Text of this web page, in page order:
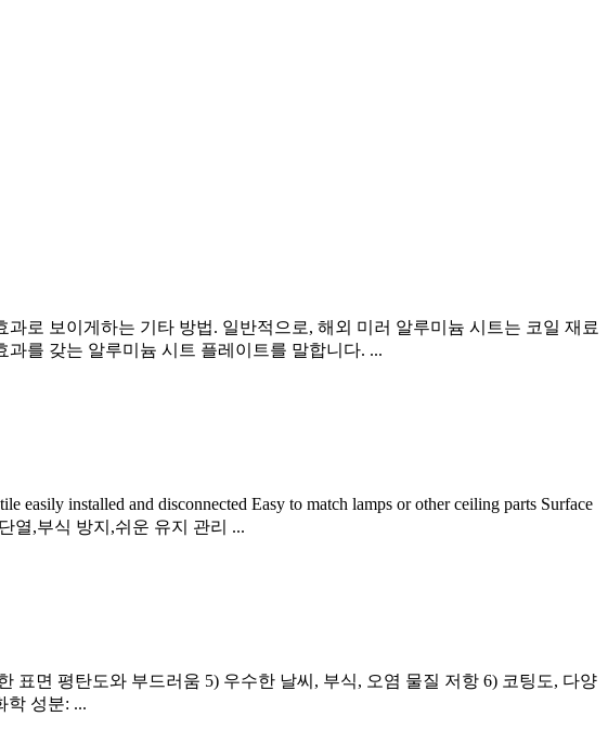
로 보이게하는 기타 방법. 일반적으로, 해외 미러 알루미늄 시트는 코일 재료
를 갖는 알루미늄 시트 플레이트를 말합니다. ...
easily installed and disconnected Easy to match lamps or other ceiling parts Surface
열,부식 방지,쉬운 유지 관리 ...
표면 평탄도와 부드러움 5) 우수한 날씨, 부식, 오염 물질 저항 6) 코팅도, 다양
학 성분: ...